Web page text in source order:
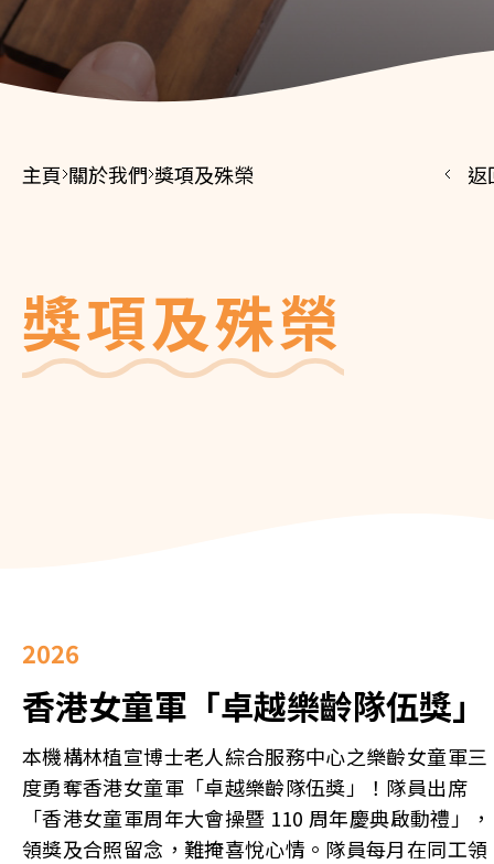
主頁 關於我們 獎項及殊榮 返
獎項及殊榮
2026
香港女童軍「卓越樂齡隊伍獎」
本機構林植宣博士老人綜合服務中心之樂齡女童軍三
度勇奪香港女童軍「卓越樂齡隊伍獎」！隊員出席
「香港女童軍周年大會操暨 110 周年慶典啟動禮」，
領獎及合照留念，難掩喜悅心情。隊員每月在同工領